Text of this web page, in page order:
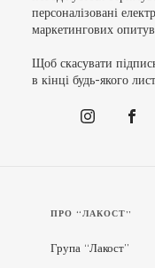
персоналізовані
маркетингових
Щоб скасувати
в кінці будь-якого
ПРО “ЛАКОСТ”
Група “Лакост”